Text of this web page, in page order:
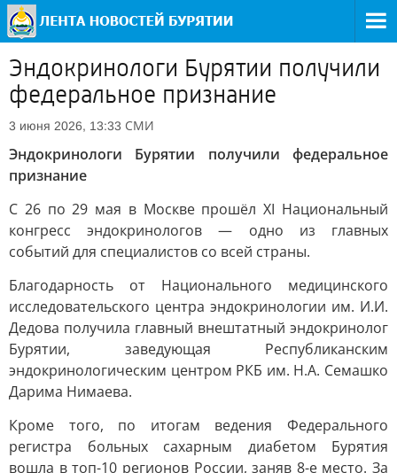
Эндокринологи Бурятии получили
федеральное признание
3 июня 2026, 13:33 СМИ
Эндокринологи Бурятии получили федеральное
признание
С 26 по 29 мая в Москве прошёл XI Национальный
конгресс эндокринологов — одно из главных
событий для специалистов со всей страны.
Благодарность от Национального медицинского
исследовательского центра эндокринологии им. И.И.
Дедова получила главный внештатный эндокринолог
Бурятии, заведующая Республиканским
эндокринологическим центром РКБ им. Н.А. Семашко
Дарима Нимаева.
Кроме того, по итогам ведения Федерального
регистра больных сахарным диабетом Бурятия
вошла в топ-10 регионов России, заняв 8-е место. За